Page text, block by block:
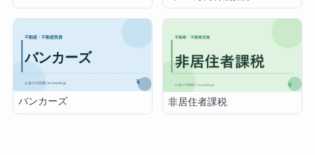
バンカーズ 非居住者課税